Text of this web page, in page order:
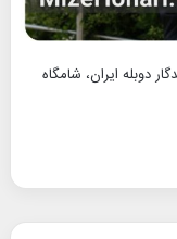
دوبله ایران، شامگاه